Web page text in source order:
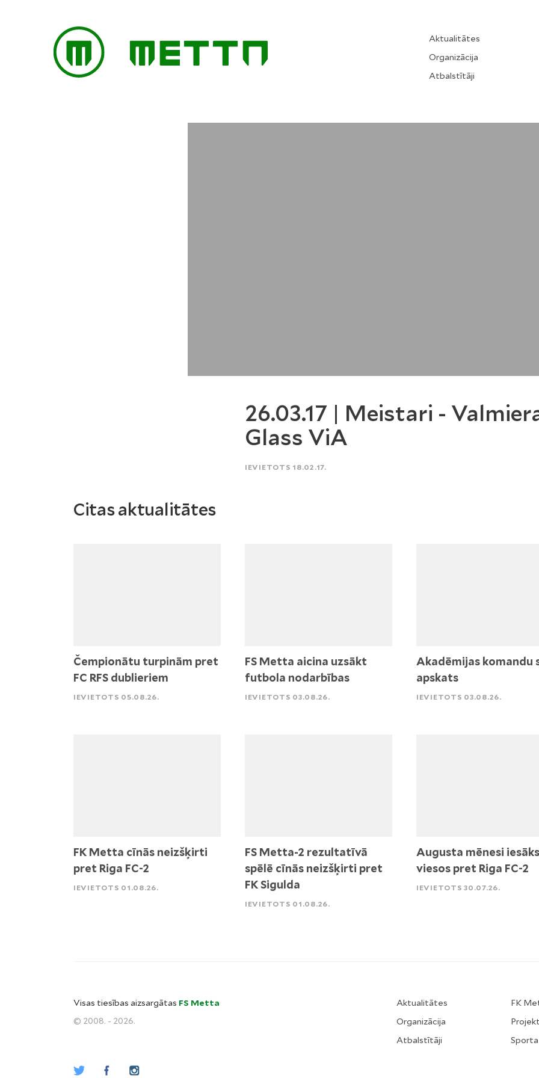
Aktualitātes
Organizācija
Atbalstītāji
26.03.17 | Meistari -
Glass ViA
IEVIETOTS 18.02.17.
Citas aktualitātes
Čempionātu turpinām pret
FC RFS dublieriem
IEVIETOTS 05.08.26.
FS Metta aicina uzsākt
futbola nodarbības
IEVIETOTS 03.08.26.
Akadēmijas komandu
apskats
IEVIETOTS 03.08.26.
FK Metta cīnās neizšķirti
pret Riga FC-2
IEVIETOTS 01.08.26.
FS Metta-2 rezultatīvā
spēlē cīnās neizšķirti pret
FK Sigulda
IEVIETOTS 01.08.26.
Augusta mēnesi
viesos pret Riga FC-2
IEVIETOTS 30.07.26.
Visas tiesības aizsargātas FS Metta
© 2008. - 2026.
Aktualitātes
Organizācija
Atbalstītāji
FK